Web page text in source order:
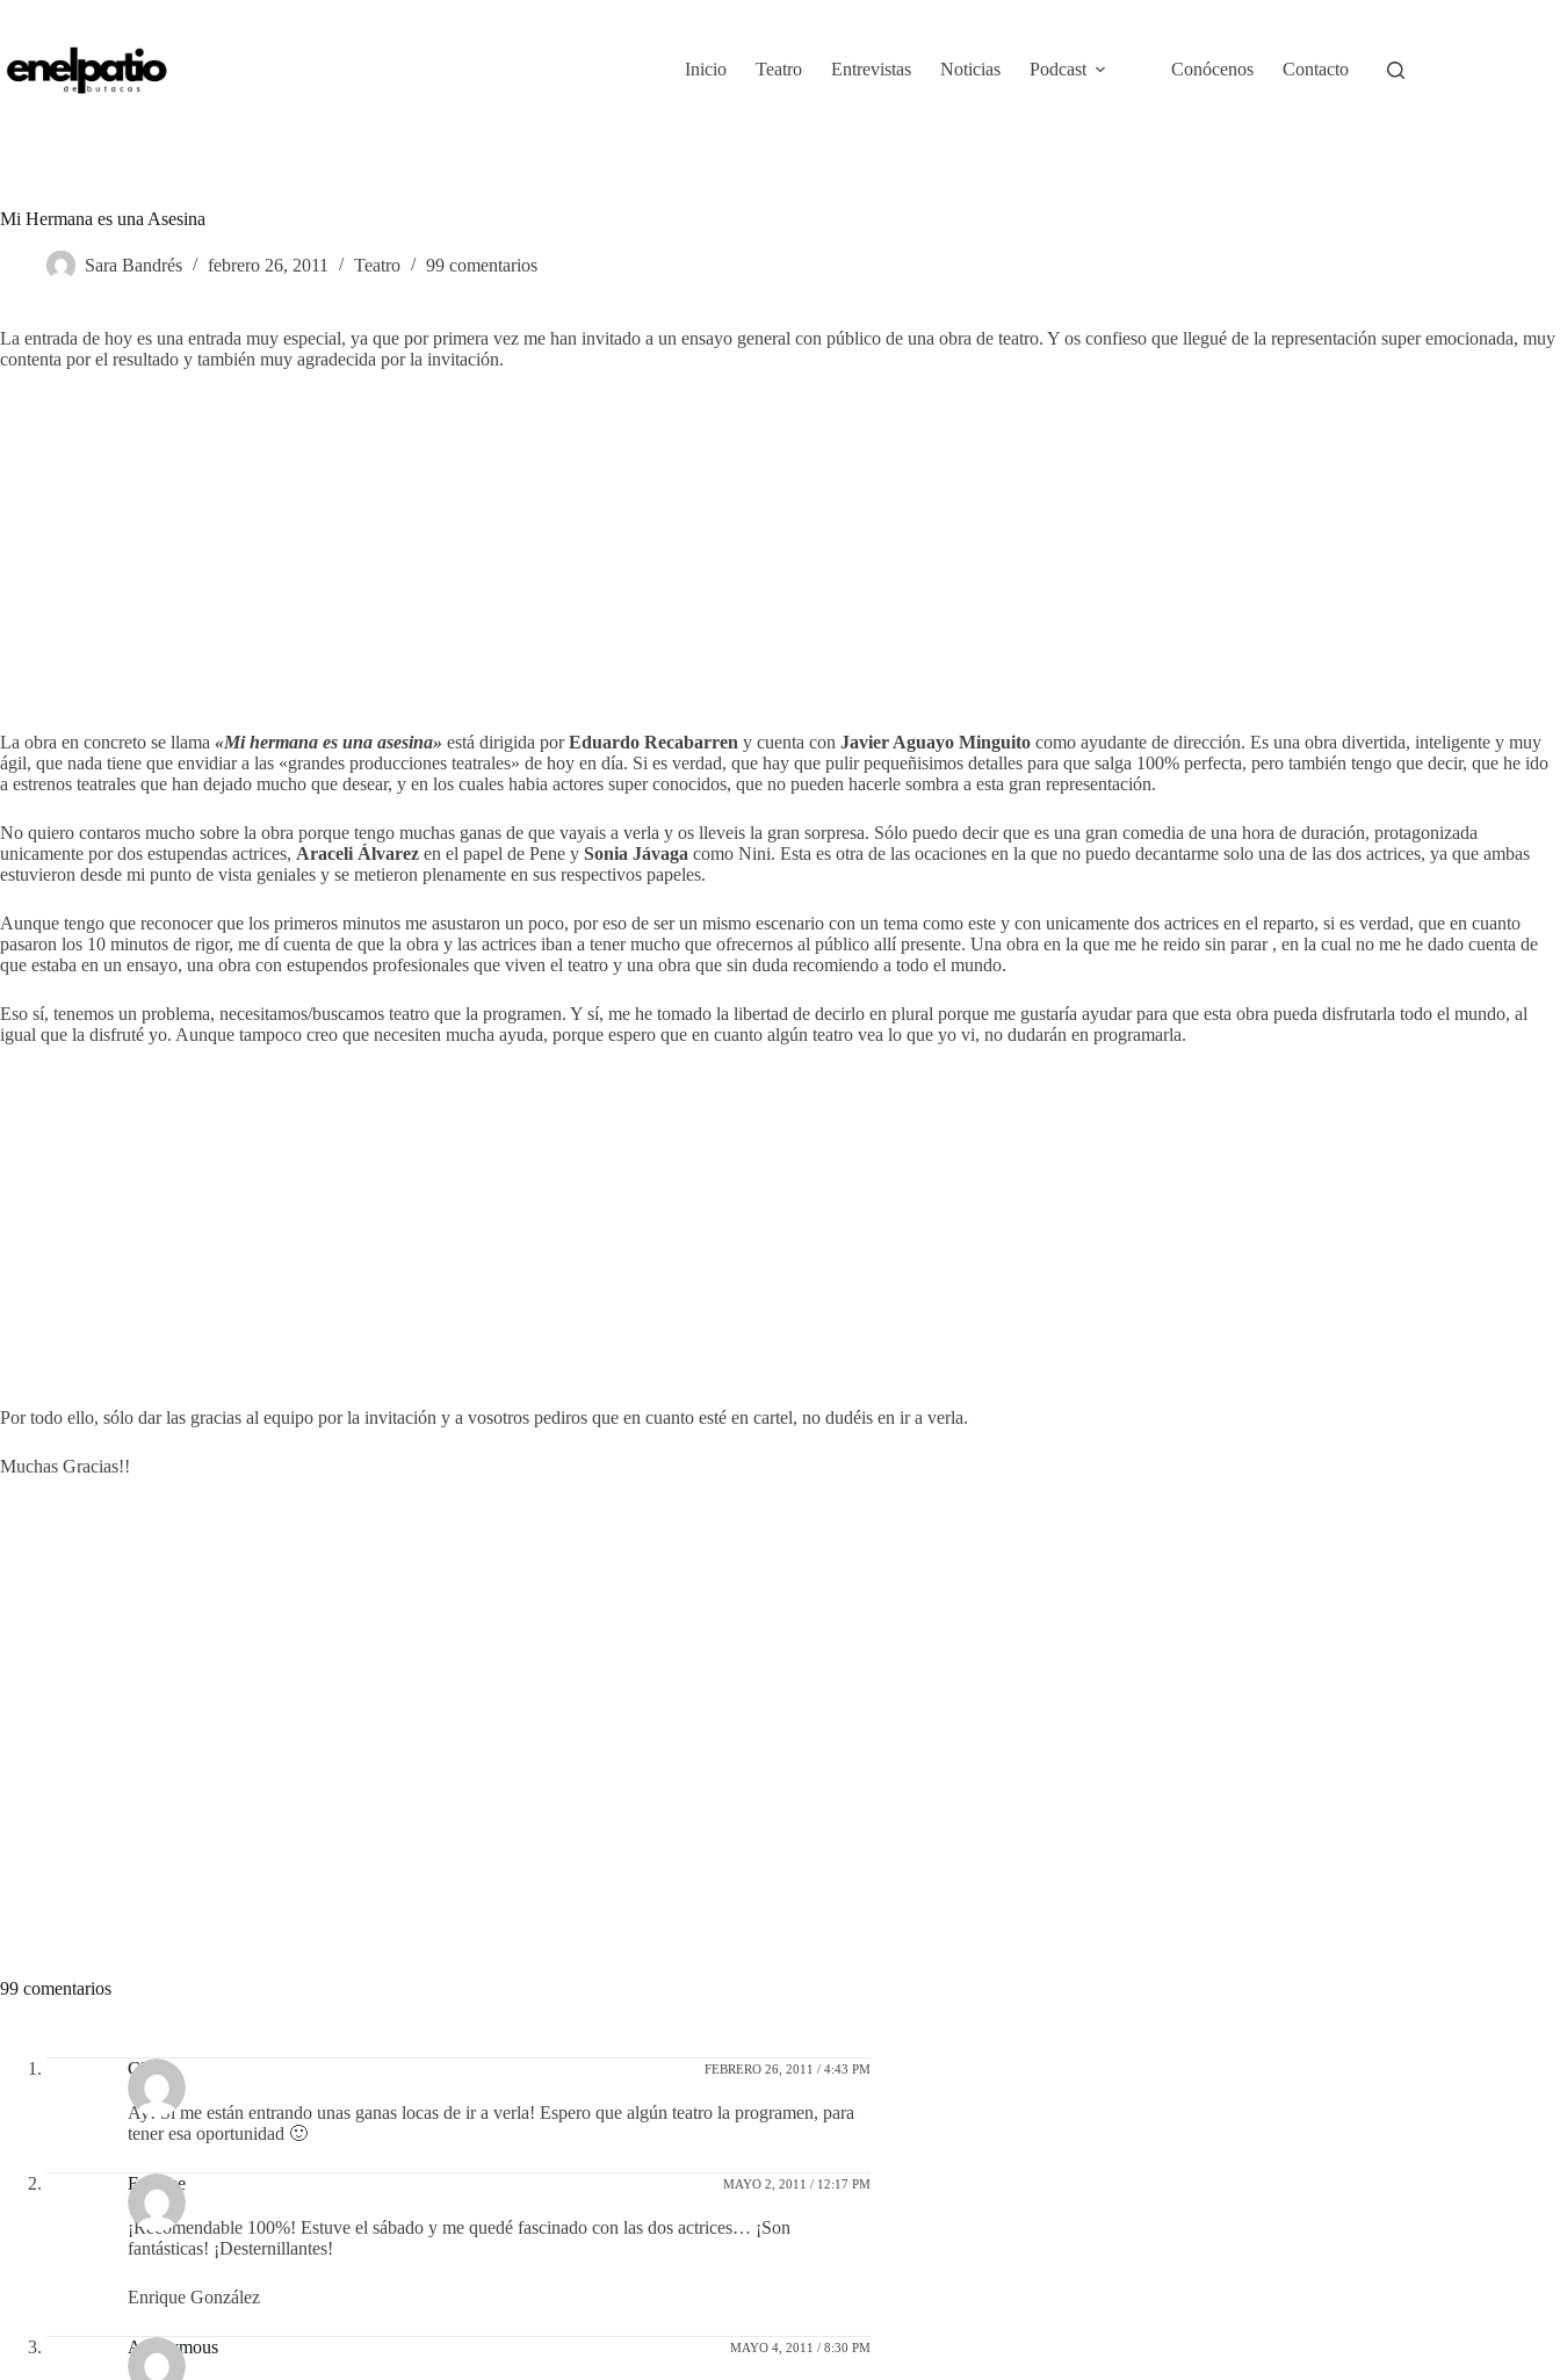
contenido
Inicio
Teatro Entrevistas Noticias Podcast Conócenos Contacto
Mi Hermana es una Asesina
Sara Bandrés febrero 26, 2011 Teatro 99 comentarios
La entrada de hoy es una entrada muy especial, ya que por primera vez me han invitado a un ensayo general con público de una obra de teatro. Y os confieso que llegué de la representación super emocionada, muy
contenta por el resultado y también muy agradecida por la invitación.
La obra en concreto se llama «Mi hermana es una asesina» está dirigida porEduardo Recabarren y cuenta con Javier Aguayo Minguito como ayudante de dirección. Es una obra divertida, inteligente y muy
ágil, que nada tiene que envidiar a las «grandes producciones teatrales» de hoy en día. Si es verdad, que hay que pulir pequeñisimos detalles para que salga 100% perfecta, pero también tengo que decir, que he ido
a estrenos teatrales que han dejado mucho que desear, y en los cuales habia actores super conocidos, que no pueden hacerle sombra a esta gran representación.
No quiero contaros mucho sobre la obra porque tengo muchas ganas de que vayais a verla y os lleveis la gran sorpresa. Sólo puedo decir que es una gran comedia de una hora de duración, protagonizada
unicamente por dos estupendas actrices, Araceli Álvarez en el papel de Pene y Sonia Jávaga como Nini. Esta es otra de las ocaciones en la que no puedo decantarme solo una de las dos actrices, ya que ambas
estuvieron desde mi punto de vista geniales y se metieron plenamente en sus respectivos papeles.
Aunque tengo que reconocer que los primeros minutos me asustaron un poco, por eso de ser un mismo escenario con un tema como este y con unicamente dos actrices en el reparto, si es verdad, que en cuanto
pasaron los 10 minutos de rigor, me dí cuenta de que la obra y las actrices iban a tener mucho que ofrecernos al público allí presente. Una obra en la que me he reido sin parar , en la cual no me he dado cuenta de
que estaba en un ensayo, una obra con estupendos profesionales que viven el teatro y una obra que sin duda recomiendo a todo el mundo.
Eso sí, tenemos un problema, necesitamos/buscamos teatro que la programen. Y sí, me he tomado la libertad de decirlo en plural porque me gustaría ayudar para que esta obra pueda disfrutarla todo el mundo, al
igual que la disfruté yo. Aunque tampoco creo que necesiten mucha ayuda, porque espero que en cuanto algún teatro vea lo que yo vi, no dudarán en programarla.
Por todo ello, sólo dar las gracias al equipo por la invitación y a vosotros pediros que en cuanto esté en cartel, no dudéis en ir a verla.
Muchas Gracias!!
99 comentarios
Clara FEBRERO 26, 2011 / 4:43 PM
Ay! Si me están entrando unas ganas locas de ir a verla! Espero que algún teatro la programen, para
tener esa oportunidad 🙂
Enrique MAYO 2, 2011 / 12:17 PM
¡Recomendable 100%! Estuve el sábado y me quedé fascinado con las dos actrices… ¡Son
fantásticas! ¡Desternillantes!
Enrique González
Anonymous MAYO 4, 2011 / 8:30 PM